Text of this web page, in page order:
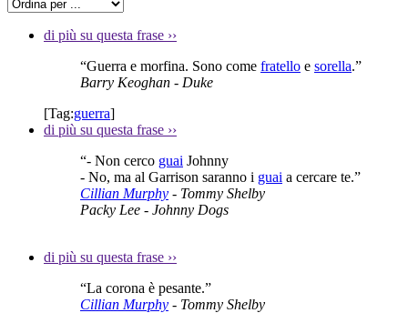
di più su questa frase ››
“Guerra e morfina. Sono come fratello e sorella.”
Barry Keoghan - Duke
[Tag:guerra]
di più su questa frase ››
“- Non cerco guai Johnny
- No, ma al Garrison saranno i guai a cercare te.”
Cillian Murphy - Tommy Shelby
Packy Lee - Johnny Dogs
di più su questa frase ››
“La corona è pesante.”
Cillian Murphy - Tommy Shelby